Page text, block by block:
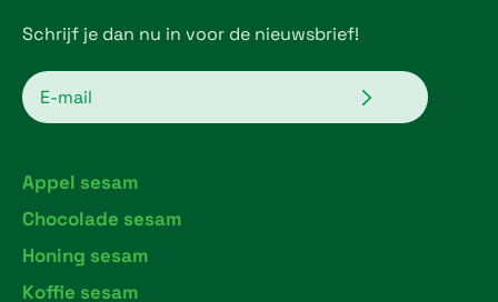
Schrijf je dan nu in voor de nieuwsbrief!
Email Verzenden
Appel sesam
Chocolade sesam
Honing sesam
Koffie sesam